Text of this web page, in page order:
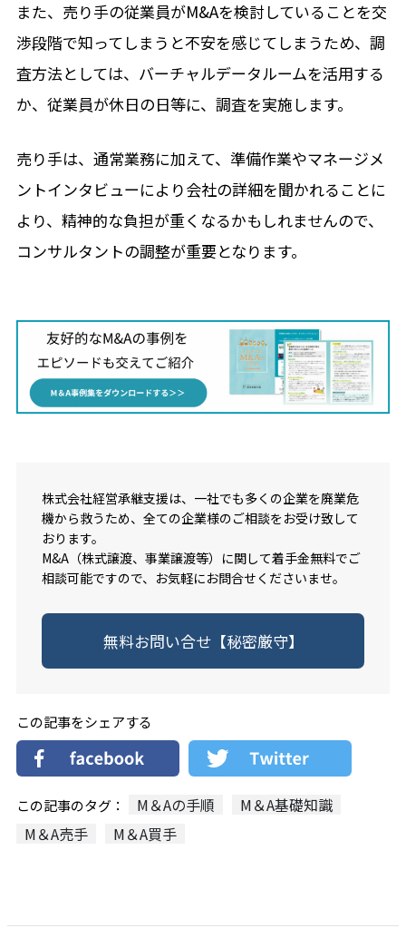
また、売り手の従業員がM&Aを検討していることを交
渉段階で知ってしまうと不安を感じてしまうため、調
査方法としては、バーチャルデータルームを活用する
か、従業員が休日の日等に、調査を実施します。
売り手は、通常業務に加えて、準備作業やマネージメ
ントインタビューにより会社の詳細を聞かれることに
より、精神的な負担が重くなるかもしれませんので、
コンサルタントの調整が重要となります。
株式会社経営承継支援は、一社でも多くの企業を廃業危
機から救うため、全ての企業様のご相談をお受け致して
おります。
M&A（株式譲渡、事業譲渡等）に関して着手金無料でご
相談可能ですので、お気軽にお問合せくださいませ。
無料お問い合せ【秘密厳守】
この記事をシェアする
この記事のタグ： M＆Aの手順
M＆A基礎知識
M＆A売手
M＆A買手